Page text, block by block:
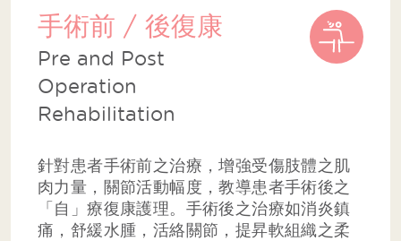
手術前 / 後復康
Pre and Post
Operation
Rehabilitation
針對患者手術前之治療，增強受傷肢體之肌
肉力量，關節活動幅度，教導患者手術後之
「自」療復康護理。手術後之治療如消炎鎮
痛，舒緩水腫，活絡關節，提昇軟組織之柔